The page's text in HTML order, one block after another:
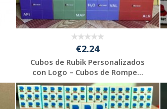
€2.24
Cubos de Rubik Personalizados
con Logo – Cubos de Rompe...
Solicitar
presupuesto